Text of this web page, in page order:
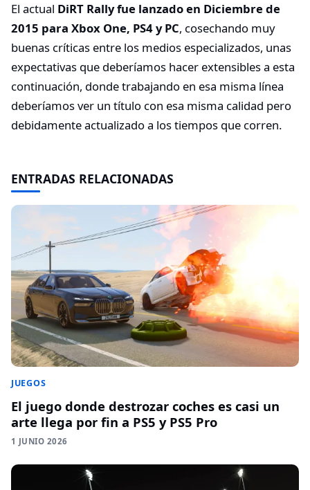
El actual DiRT Rally fue lanzado en Diciembre de
2015 para Xbox One, PS4 y PC, cosechando muy
buenas críticas entre los medios especializados, unas
expectativas que deberíamos hacer extensibles a esta
continuación, donde trabajando en esa misma línea
deberíamos ver un título con esa misma calidad pero
debidamente actualizado a los tiempos que corren.
ENTRADAS RELACIONADAS
JUEGOS
El juego donde destrozar coches es casi un
arte llega por fin a PS5 y PS5 Pro
1 JUNIO 2026